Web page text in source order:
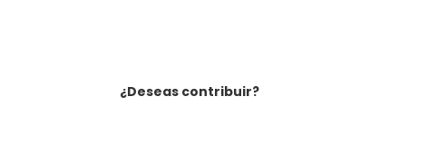
¿Deseas contribuir?